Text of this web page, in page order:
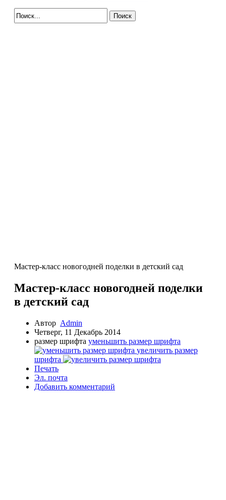
Поиск
Мастер-класс новогодней поделки в детский сад
Мастер-класс новогодней поделки
в детский сад
Автор Admin
Четверг, 11 Декабрь 2014
размер шрифта уменьшить размер шрифта
увеличить размер
шрифта
Печать
Эл. почта
Добавить комментарий